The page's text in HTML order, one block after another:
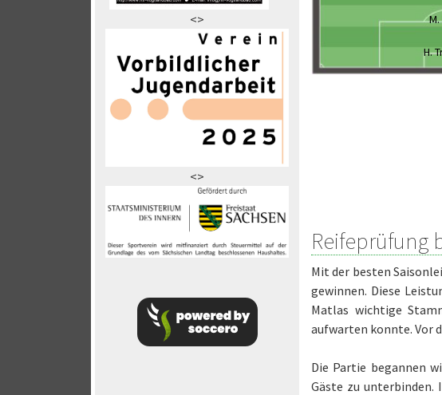
<>
<>
H.
Reifeprüfung
Mit der besten
gewinnen. Diese
Matlas wichtige
aufwarten konnte. Vor
Die Partie begannen
Gäste zu